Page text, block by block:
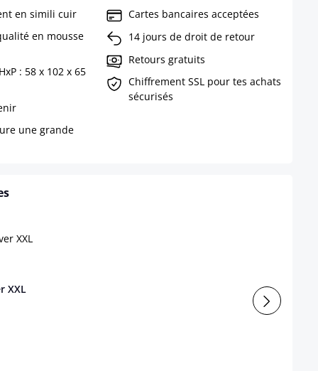
en simili cuir
en mousse
: 58 x 102 x 65
une grande
Cartes bancaires acceptées
14 jours de droit de retour
Retours gratuits
Chiffrement SSL pour tes achats
sécurisés
XXL